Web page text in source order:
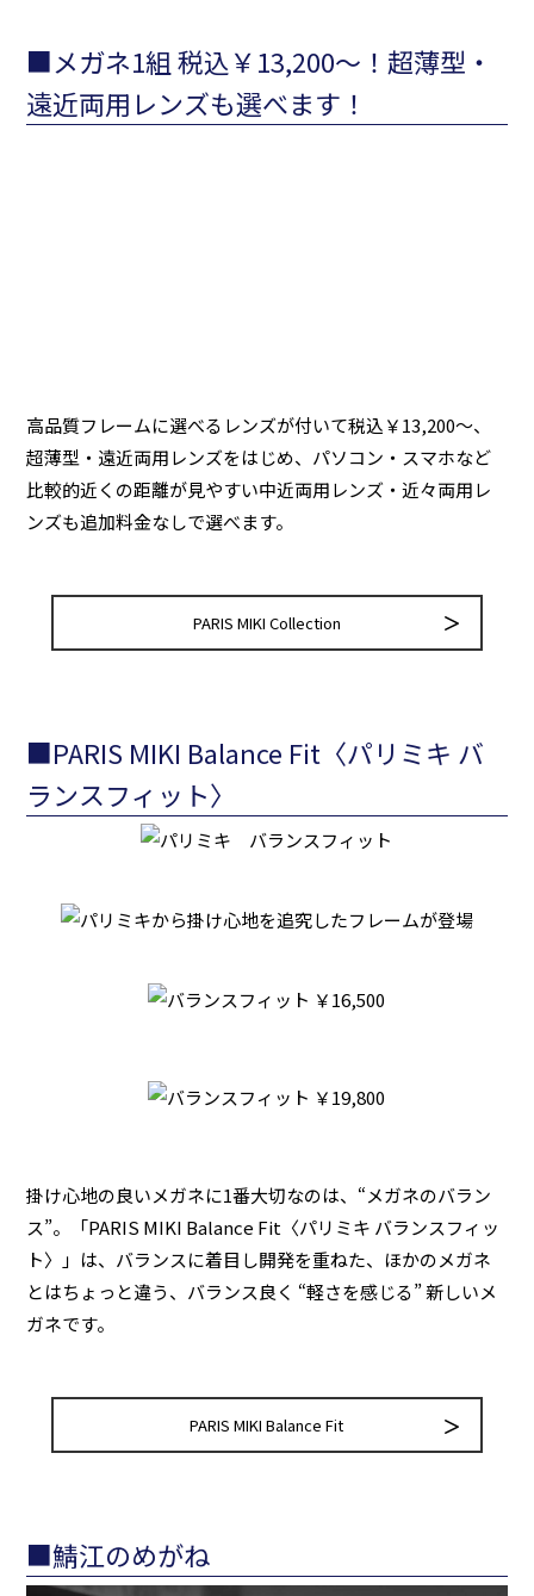
■メガネ1組 税込￥13,200～！超薄型・
遠近両用レンズも選べます！
高品質フレームに選べるレンズが付いて税込￥13,200～、
超薄型・遠近両用レンズをはじめ、パソコン・スマホなど
比較的近くの距離が見やすい中近両用レンズ・近々両用レ
ンズも追加料金なしで選べます。
PARIS MIKI Collection
■PARIS MIKI Balance Fit〈パリミキ バ
ランスフィット〉
掛け心地の良いメガネに1番大切なのは、“メガネのバラン
ス”。「PARIS MIKI Balance Fit〈パリミキ バランスフィッ
ト〉」は、バランスに着目し開発を重ねた、ほかのメガネ
とはちょっと違う、バランス良く “軽さを感じる” 新しいメ
ガネです。
PARIS MIKI Balance Fit
■鯖江のめがね